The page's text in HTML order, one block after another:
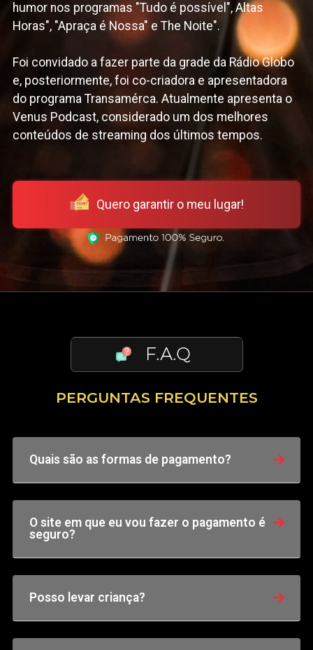
humor nos programas "Tudo é possível", Altas
Horas", "Apraça é Nossa" e The Noite".
Foi convidado a fazer parte da grade da Rádio Globo
e, posteriormente, foi co-criadora e apresentadora
do programa Transamérca. Atualmente apresenta o
Venus Podcast, considerado um dos melhores
conteúdos de streaming dos últimos tempos.
Quero garantir o meu lugar!
PERGUNTAS FREQUENTES
Quais são as formas de pagamento?
O site em que eu vou fazer o pagamento é
seguro?
Posso levar criança?